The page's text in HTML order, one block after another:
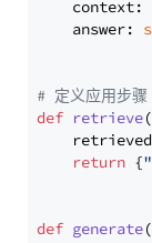
    context:
    answer:
# 定义应用步骤
def retrieve(
return {
def generate(